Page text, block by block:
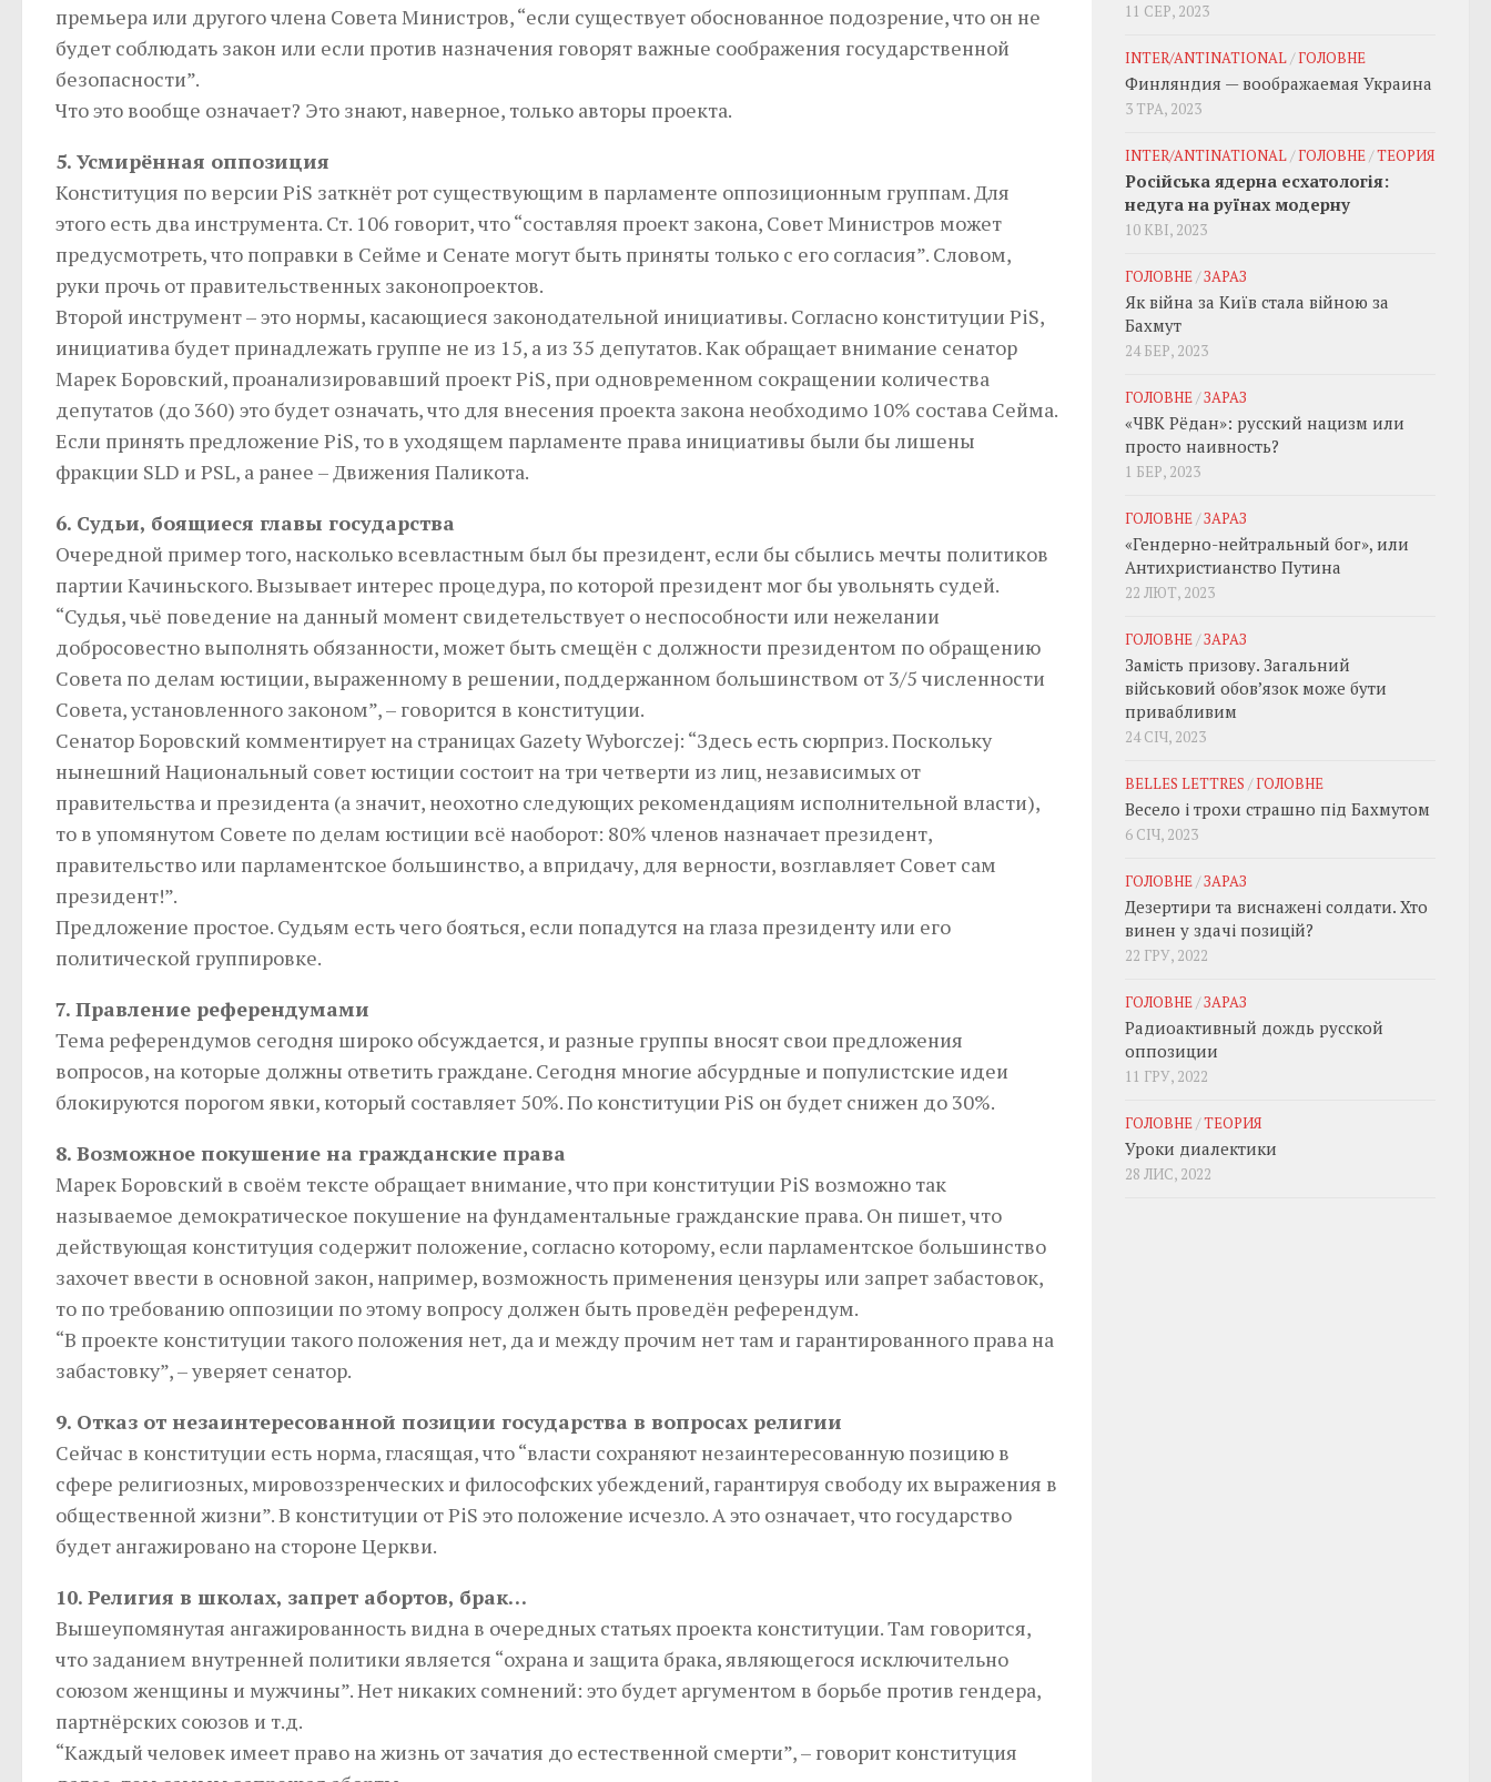
премьера или другого члена Совета Министров, “если существует обоснованное подозрение, что он не
будет соблюдать закон или если против назначения говорят важные соображения государственной
безопасности”.
Что это вообще означает? Это знают, наверное, только авторы проекта.
5. Усмирённая оппозиция
Конституция по версии PiS заткнёт рот существующим в парламенте оппозиционным группам. Для
этого есть два инструмента. Ст. 106 говорит, что “составляя проект закона, Совет Министров может
предусмотреть, что поправки в Сейме и Сенате могут быть приняты только с его согласия”. Словом,
руки прочь от правительственных законопроектов.
Второй инструмент – это нормы, касающиеся законодательной инициативы. Согласно конституции PiS,
инициатива будет принадлежать группе не из 15, а из 35 депутатов. Как обращает внимание сенатор
Марек Боровский, проанализировавший проект PiS, при одновременном сокращении количества
депутатов (до 360) это будет означать, что для внесения проекта закона необходимо 10% состава Сейма.
Если принять предложение PiS, то в уходящем парламенте права инициативы были бы лишены
фракции SLD и PSL, а ранее – Движения Паликота.
6. Судьи, боящиеся главы государства
Очередной пример того, насколько всевластным был бы президент, если бы сбылись мечты политиков
партии Качиньского. Вызывает интерес процедура, по которой президент мог бы увольнять судей.
“Судья, чьё поведение на данный момент свидетельствует о неспособности или нежелании
добросовестно выполнять обязанности, может быть смещён с должности президентом по обращению
Совета по делам юстиции, выраженному в решении, поддержанном большинством от 3/5 численности
Совета, установленного законом”, – говорится в конституции.
Сенатор Боровский комментирует на страницах Gazety Wyborczej: “Здесь есть сюрприз. Поскольку
нынешний Национальный совет юстиции состоит на три четверти из лиц, независимых от
правительства и президента (а значит, неохотно следующих рекомендациям исполнительной власти),
то в упомянутом Совете по делам юстиции всё наоборот: 80% членов назначает президент,
правительство или парламентское большинство, а впридачу, для верности, возглавляет Совет сам
президент!”.
Предложение простое. Судьям есть чего бояться, если попадутся на глаза президенту или его
политической группировке.
7. Правление референдумами
Тема референдумов сегодня широко обсуждается, и разные группы вносят свои предложения
вопросов, на которые должны ответить граждане. Сегодня многие абсурдные и популистские идеи
блокируются порогом явки, который составляет 50%. По конституции PiS он будет снижен до 30%.
8. Возможное покушение на гражданские права
Марек Боровский в своём тексте обращает внимание, что при конституции PiS возможно так
называемое демократическое покушение на фундаментальные гражданские права. Он пишет, что
действующая конституция содержит положение, согласно которому, если парламентское большинство
захочет ввести в основной закон, например, возможность применения цензуры или запрет забастовок,
то по требованию оппозиции по этому вопросу должен быть проведён референдум.
“В проекте конституции такого положения нет, да и между прочим нет там и гарантированного права на
забастовку”, – уверяет сенатор.
9. Отказ от незаинтересованной позиции государства в вопросах религии
Сейчас в конституции есть норма, гласящая, что “власти сохраняют незаинтересованную позицию в
сфере религиозных, мировоззренческих и философских убеждений, гарантируя свободу их выражения в
общественной жизни”. В конституции от PiS это положение исчезло. А это означает, что государство
будет ангажировано на стороне Церкви.
10. Религия в школах, запрет абортов, брак…
Вышеупомянутая ангажированность видна в очередных статьях проекта конституции. Там говорится,
что заданием внутренней политики является “охрана и защита брака, являющегося исключительно
союзом женщины и мужчины”. Нет никаких сомнений: это будет аргументом в борьбе против гендера,
партнёрских союзов и т.д.
“Каждый человек имеет право на жизнь от зачатия до естественной смерти”, – говорит конституция
11 СЕР, 2023
INTER/ANTINATIONAL/ГОЛОВНЕ
Финляндия — воображаемая Украина
3 ТРА, 2023
INTER/ANTINATIONAL/ГОЛОВНЕ/ТЕОРИЯ
Російська ядерна есхатологія:
недуга на руїнах модерну
10 КВІ, 2023
ГОЛОВНЕ/ЗАРАЗ
Як війна за Київ стала війною за
Бахмут
24 БЕР, 2023
ГОЛОВНЕ/ЗАРАЗ
«ЧВК Рёдан»: русский нацизм или
просто наивность?
1 БЕР, 2023
ГОЛОВНЕ/ЗАРАЗ
«Гендерно-нейтральный бог», или
Антихристианство Путина
22 ЛЮТ, 2023
ГОЛОВНЕ/ЗАРАЗ
Замість призову. Загальний
військовий обовʼязок може бути
привабливим
24 СІЧ, 2023
BELLES LETTRES /ГОЛОВНЕ
Весело і трохи страшно під Бахмутом
6 СІЧ, 2023
ГОЛОВНЕ/ЗАРАЗ
Дезертири та виснажені солдати. Хто
винен у здачі позицій?
22 ГРУ, 2022
ГОЛОВНЕ/ЗАРАЗ
Радиоактивный дождь русской
оппозиции
11 ГРУ, 2022
ГОЛОВНЕ/ТЕОРИЯ
Уроки диалектики
28 ЛИС, 2022